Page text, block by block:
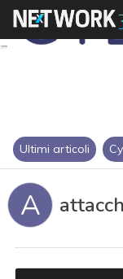
Ultimi articoli
A